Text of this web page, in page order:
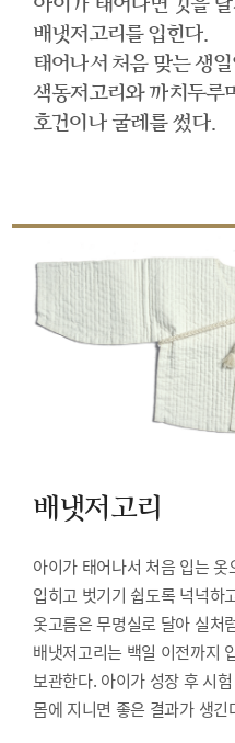
배냇저고리를 입힌다.
태어나서 처음 맞는 생일
색동저고리와 까치두루
호건이나 굴레를 썼다.
배냇저고리
아이가 태어나서 처음 입는
입히고 벗기기 쉽도록 넉넉하
옷고름은 무명실로 달아 실처
배냇저고리는 백일 이전까지
보관한다. 아이가 성장 후 시
몸에 지니면 좋은 결과가 생긴